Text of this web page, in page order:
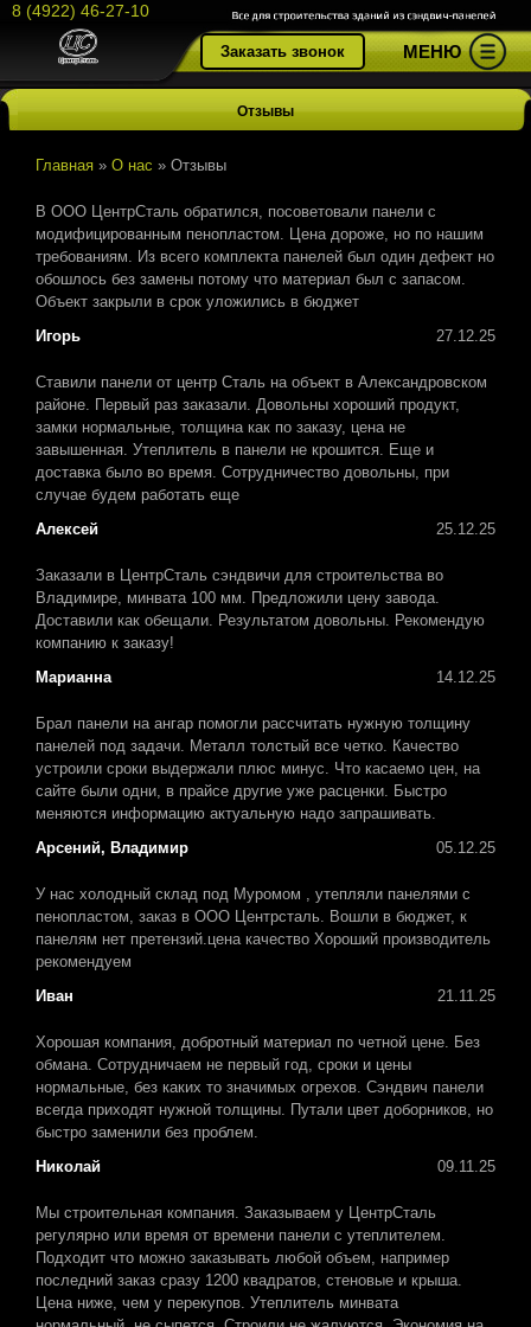
8 (4922) 46-27-10
Заказать звонок МЕНЮ
Отзывы
Главная » О нас » Отзывы
В ООО ЦентрСталь обратился, посоветовали панели с
модифицированным пенопластом. Цена дороже, но по нашим
требованиям. Из всего комплекта панелей был один дефект но
обошлось без замены потому что материал был с запасом.
Объект закрыли в срок уложились в бюджет
Игорь
27.12.25
Ставили панели от центр Сталь на объект в Александровском
районе. Первый раз заказали. Довольны хороший продукт,
замки нормальные, толщина как по заказу, цена не
завышенная. Утеплитель в панели не крошится. Еще и
доставка было во время. Сотрудничество довольны, при
случае будем работать еще
Алексей
25.12.25
Заказали в ЦентрСталь сэндвичи для строительства во
Владимире, минвата 100 мм. Предложили цену завода.
Доставили как обещали. Результатом довольны. Рекомендую
компанию к заказу!
Марианна
14.12.25
Брал панели на ангар помогли рассчитать нужную толщину
панелей под задачи. Металл толстый все четко. Качество
устроили сроки выдержали плюс минус. Что касаемо цен, на
сайте были одни, в прайсе другие уже расценки. Быстро
меняются информацию актуальную надо запрашивать.
Арсений, Владимир
05.12.25
У нас холодный склад под Муромом , утепляли панелями с
пенопластом, заказ в ООО Центрсталь. Вошли в бюджет, к
панелям нет претензий.цена качество Хороший производитель
рекомендуем
Иван
21.11.25
Хорошая компания, добротный материал по четной цене. Без
обмана. Сотрудничаем не первый год, сроки и цены
нормальные, без каких то значимых огрехов. Сэндвич панели
всегда приходят нужной толщины. Путали цвет доборников, но
быстро заменили без проблем.
Николай
09.11.25
Мы строительная компания. Заказываем у ЦентрСталь
регулярно или время от времени панели с утеплителем.
Подходит что можно заказывать любой объем, например
последний заказ сразу 1200 квадратов, стеновые и крыша.
Цена ниже, чем у перекупов. Утеплитель минвата